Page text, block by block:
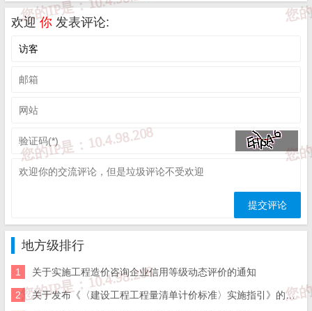
3 济南市琦泉热电有限责任公司
防水防腐保温工
建筑机电安装工
4
5
山东昌盛建设工程有限公司
建筑装修装饰工
特种工程结构补
建筑装修装饰工
8 山东鼎智建设工程有限公司
防水防腐保温工
9 山东国宏建设工程有限公司 钢结构工程专业
欢迎你 发表评论:
地方级排行
1 关于实施工程造价咨询企业信用等级动态评价的通知
2 关于发布《〈建设工程工程量清单计价标准〉实施指引》的通知